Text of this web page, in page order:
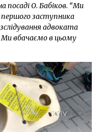
посаді О. Бабіков. “Ми
першого заступника
адвоката
Ми вбачаємо в цьому